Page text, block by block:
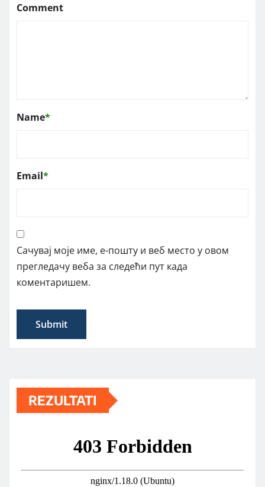
Comment
Name*
Email*
Сачувај моје име, е-пошту и веб место у овом
прегледачу веба за следећи пут када
коментаришем.
REZULTATI